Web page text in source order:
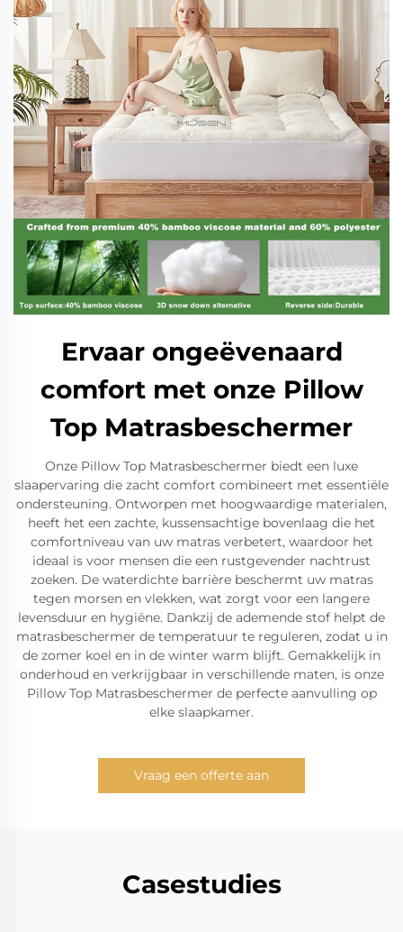
Ervaar ongeëvenaard
comfort met onze Pillow
Top Matrasbeschermer
Onze Pillow Top Matrasbeschermer biedt een luxe
slaapervaring die zacht comfort combineert met essentiële
ondersteuning. Ontworpen met hoogwaardige materialen,
heeft het een zachte, kussensachtige bovenlaag die het
comfortniveau van uw matras verbetert, waardoor het
ideaal is voor mensen die een rustgevender nachtrust
zoeken. De waterdichte barrière beschermt uw matras
tegen morsen en vlekken, wat zorgt voor een langere
levensduur en hygiëne. Dankzij de ademende stof helpt de
matrasbeschermer de temperatuur te reguleren, zodat u in
de zomer koel en in de winter warm blijft. Gemakkelijk in
onderhoud en verkrijgbaar in verschillende maten, is onze
Pillow Top Matrasbeschermer de perfecte aanvulling op
elke slaapkamer.
Vraag een offerte aan
Casestudies